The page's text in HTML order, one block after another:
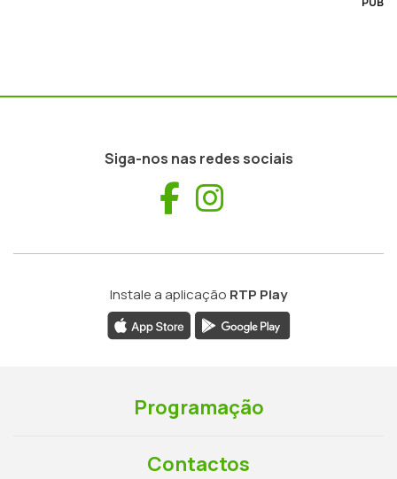
Siga-nos nas redes sociais
Facebook
Instale a aplicação RTP Play
Programação
Contactos